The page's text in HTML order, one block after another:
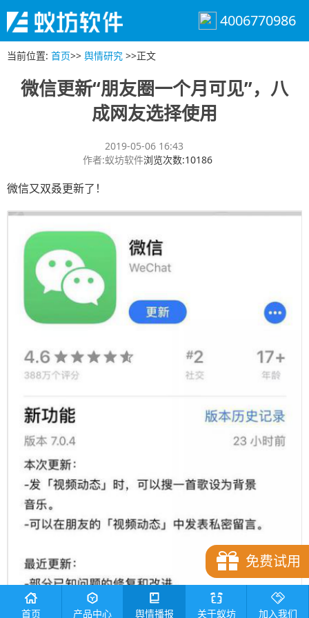
4006770986
当前位置: 首页>> 舆情研究 >>正文
微信更新“朋友圈一个月可见”，八
成网友选择使用
2019-05-06 16:43
作者:蚁坊软件浏览次数:10186
微信又双叒更新了！
免费试用
首页 产品中心 舆情播报 关于蚁坊 加入我们